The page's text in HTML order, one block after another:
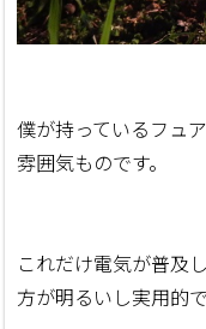
僕が持っているフュ
雰囲気ものです。
これだけ電気が普及
方が明るいし実用的